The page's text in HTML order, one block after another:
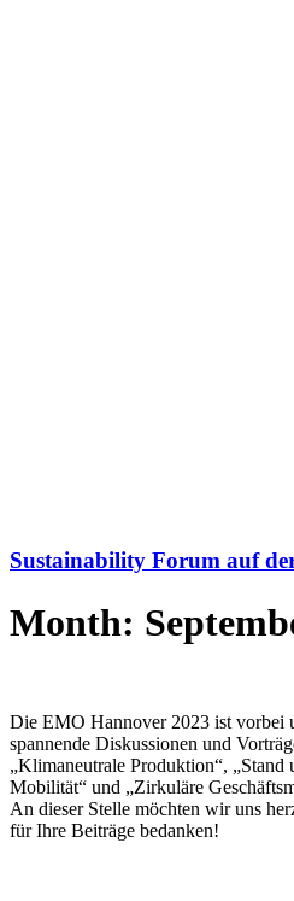
Sustainability Forum auf
Month:
Die EMO Hannover 2023 ist vorbei
spannende Diskussionen und
„Klimaneutrale Produktion“, „Stand
Mobilität“ und „Zirkuläre
An dieser Stelle möchten wir uns
für Ihre Beiträge bedanken!